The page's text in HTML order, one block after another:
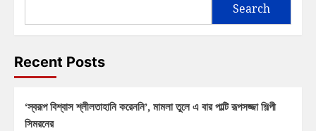
Search
Recent Posts
‘স্বরূপ বিশ্বাস শ্লীলতাহানি করেননি’, মামলা তুলে এ বার পাল্টি রূপসজ্জা শিল্পী
সিমরনের